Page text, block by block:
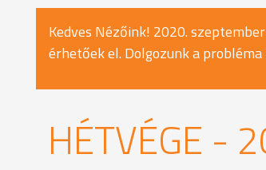
Kedves Nézőink! 2020.
érhetőek el. Dolgozunk a
HÉTVÉGE -